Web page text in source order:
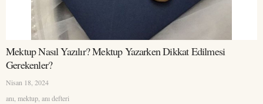
Mektup Nasıl Yazılır? Mektup Yazarken Dikkat Edilmesi
Gerekenler?
Nisan 18, 2024
anı, mektup, anı defteri